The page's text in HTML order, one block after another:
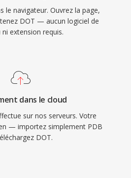
le navigateur. Ouvrez la page,
DOT — aucun logiciel de
ni extension requis.
dans le cloud
sur nos serveurs. Votre
— importez simplement PDB
DOT.